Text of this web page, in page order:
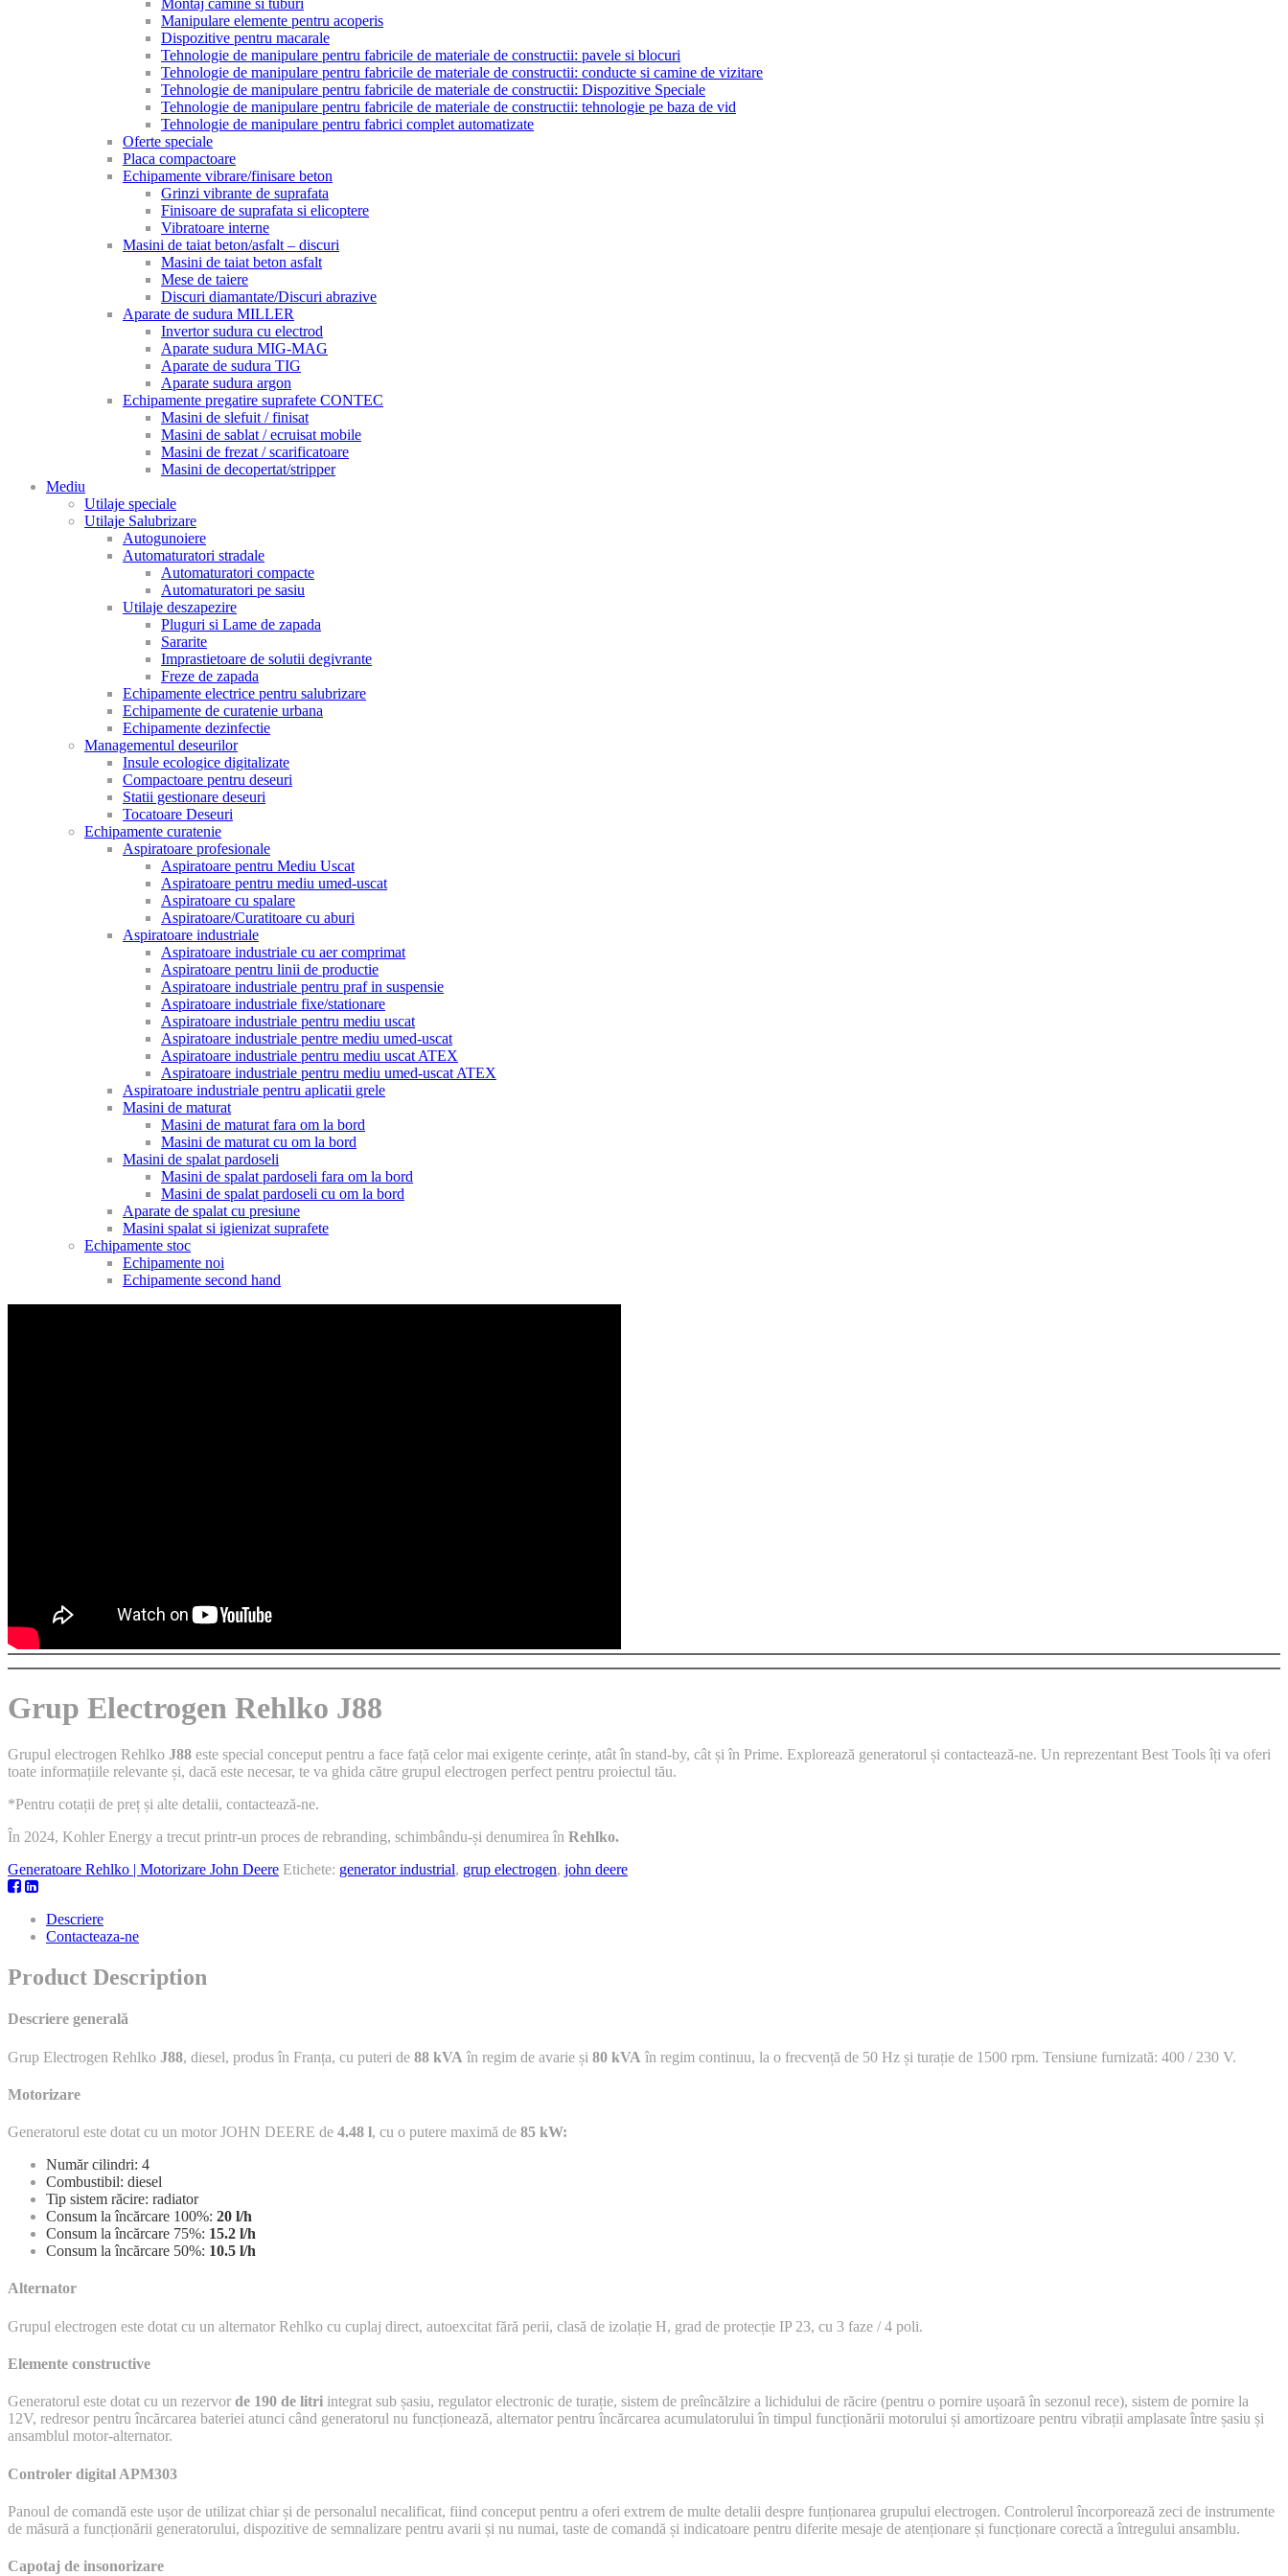
Montaj camine si tuburi
Manipulare elemente pentru acoperis
Dispozitive pentru macarale
Tehnologie de manipulare pentru fabricile de materiale de constructii: pavele si blocuri
Tehnologie de manipulare pentru fabricile de materiale de constructii: conducte si camine de vizitare
Tehnologie de manipulare pentru fabricile de materiale de constructii: Dispozitive Speciale
Tehnologie de manipulare pentru fabricile de materiale de constructii: tehnologie pe baza de vid
Tehnologie de manipulare pentru fabrici complet automatizate
Oferte speciale
Placa compactoare
Echipamente vibrare/finisare beton
Grinzi vibrante de suprafata
Finisoare de suprafata si elicoptere
Vibratoare interne
Masini de taiat beton/asfalt – discuri
Masini de taiat beton asfalt
Mese de taiere
Discuri diamantate/Discuri abrazive
Aparate de sudura MILLER
Invertor sudura cu electrod
Aparate sudura MIG-MAG
Aparate de sudura TIG
Aparate sudura argon
Echipamente pregatire suprafete CONTEC
Masini de slefuit / finisat
Masini de sablat / ecruisat mobile
Masini de frezat / scarificatoare
Masini de decopertat/stripper
Mediu
Utilaje speciale
Utilaje Salubrizare
Autogunoiere
Automaturatori stradale
Automaturatori compacte
Automaturatori pe sasiu
Utilaje deszapezire
Pluguri si Lame de zapada
Sararite
Imprastietoare de solutii degivrante
Freze de zapada
Echipamente electrice pentru salubrizare
Echipamente de curatenie urbana
Echipamente dezinfectie
Managementul deseurilor
Insule ecologice digitalizate
Compactoare pentru deseuri
Statii gestionare deseuri
Tocatoare Deseuri
Echipamente curatenie
Aspiratoare profesionale
Aspiratoare pentru Mediu Uscat
Aspiratoare pentru mediu umed-uscat
Aspiratoare cu spalare
Aspiratoare/Curatitoare cu aburi
Aspiratoare industriale
Aspiratoare industriale cu aer comprimat
Aspiratoare pentru linii de productie
Aspiratoare industriale pentru praf in suspensie
Aspiratoare industriale fixe/stationare
Aspiratoare industriale pentru mediu uscat
Aspiratoare industriale pentre mediu umed-uscat
Aspiratoare industriale pentru mediu uscat ATEX
Aspiratoare industriale pentru mediu umed-uscat ATEX
Aspiratoare industriale pentru aplicatii grele
Masini de maturat
Masini de maturat fara om la bord
Masini de maturat cu om la bord
Masini de spalat pardoseli
Masini de spalat pardoseli fara om la bord
Masini de spalat pardoseli cu om la bord
Aparate de spalat cu presiune
Masini spalat si igienizat suprafete
Echipamente stoc
Echipamente noi
Echipamente second hand
Grup Electrogen Rehlko J88
Grupul electrogen Rehlko J88 este special conceput pentru a face față celor mai exigente cerințe, atât în stand-by, cât și în Prime. Explorează generatorul și contactează-ne. Un reprezentant Best Tools îți va oferi
toate informațiile relevante și, dacă este necesar, te va ghida către grupul electrogen perfect pentru proiectul tău.
*Pentru cotații de preț și alte detalii, contactează-ne.
În 2024, Kohler Energy a trecut printr-un proces de rebranding, schimbându-și denumirea în Rehlko.
Generatoare Rehlko | Motorizare John Deere Etichete: generator industrial, grup electrogen, john deere
Descriere
Contacteaza-ne
Product Description
Descriere generală
Grup Electrogen Rehlko J88, diesel, produs în Franța, cu puteri de 88 kVA în regim de avarie și 80 kVA în regim continuu, la o frecvență de 50 Hz și turație de 1500 rpm. Tensiune furnizată: 400 / 230 V.
Motorizare
Generatorul este dotat cu un motor JOHN DEERE de 4.48 l, cu o putere maximă de 85 kW:
Număr cilindri: 4
Combustibil: diesel
Tip sistem răcire: radiator
Consum la încărcare 100%: 20 l/h
Consum la încărcare 75%: 15.2 l/h
Consum la încărcare 50%: 10.5 l/h
Alternator
Grupul electrogen este dotat cu un alternator Rehlko cu cuplaj direct, autoexcitat fără perii, clasă de izolație H, grad de protecție IP 23, cu 3 faze / 4 poli.
Elemente constructive
Generatorul este dotat cu un rezervor de 190 de litri integrat sub șasiu, regulator electronic de turație, sistem de preîncălzire a lichidului de răcire (pentru o pornire ușoară în sezonul rece), sistem de pornire la
12V, redresor pentru încărcarea bateriei atunci când generatorul nu funcționează, alternator pentru încărcarea acumulatorului în timpul funcționării motorului și amortizoare pentru vibrații amplasate între șasiu și
ansamblul motor-alternator.
Controler digital APM303
Panoul de comandă este ușor de utilizat chiar și de personalul necalificat, fiind conceput pentru a oferi extrem de multe detalii despre funționarea grupului electrogen. Controlerul încorporează zeci de instrumente
de măsură a funcționării generatorului, dispozitive de semnalizare pentru avarii și nu numai, taste de comandă și indicatoare pentru diferite mesaje de atenționare și funcționare corectă a întregului ansamblu.
Capotaj de insonorizare